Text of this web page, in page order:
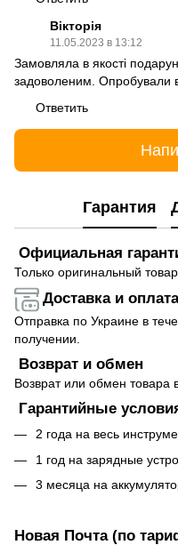
Вікторія
11.05.2023 в 13:12
Замовляла в якості
задоволеним. Опробували
Ответить
Гарантия
Официальная
Только оригинальный
Доставка и оплата
Отправка по Украине в
получении.
Возврат и обмен
Возврат или обмен товара
Гарантийные
2 года на весь
1 год на зарядные
3 месяца на
Новая Почта (по